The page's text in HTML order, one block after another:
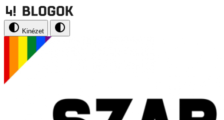
Kinézet